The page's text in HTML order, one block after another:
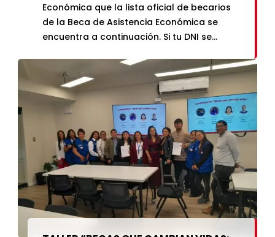
Económica que la lista oficial de becarios
de la Beca de Asistencia Económica se
encuentra a continuación. Si tu DNI se
exitosamente tu beneficio y eres becario
de la Beca de Asistencia Económica: Link:
LISTA DE BECARIOS Si […]